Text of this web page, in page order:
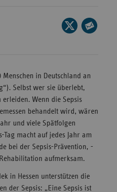
Seite
auf
Mail
Menschen in Deutschland an
Selbst wer sie überlebt,
erleiden. Wenn die Sepsis
behandelt wird, wären
und viele Spätfolgen
Tag macht auf jedes Jahr am
bei der Sepsis-Prävention, -
aufmerksam.
in Hessen unterstützen die
der Sepsis: „Eine Sepsis ist